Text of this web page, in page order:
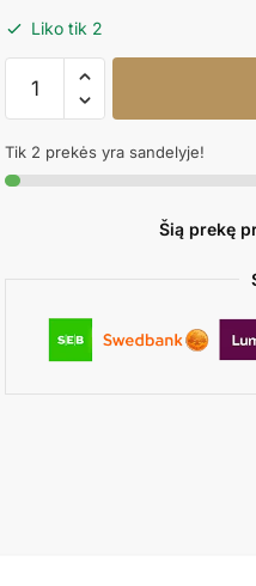
Liko tik 2
produkto
kiekis:
dažai
BRIGHT
Tik 2 prekės yra sandelyje!
Šią prekę